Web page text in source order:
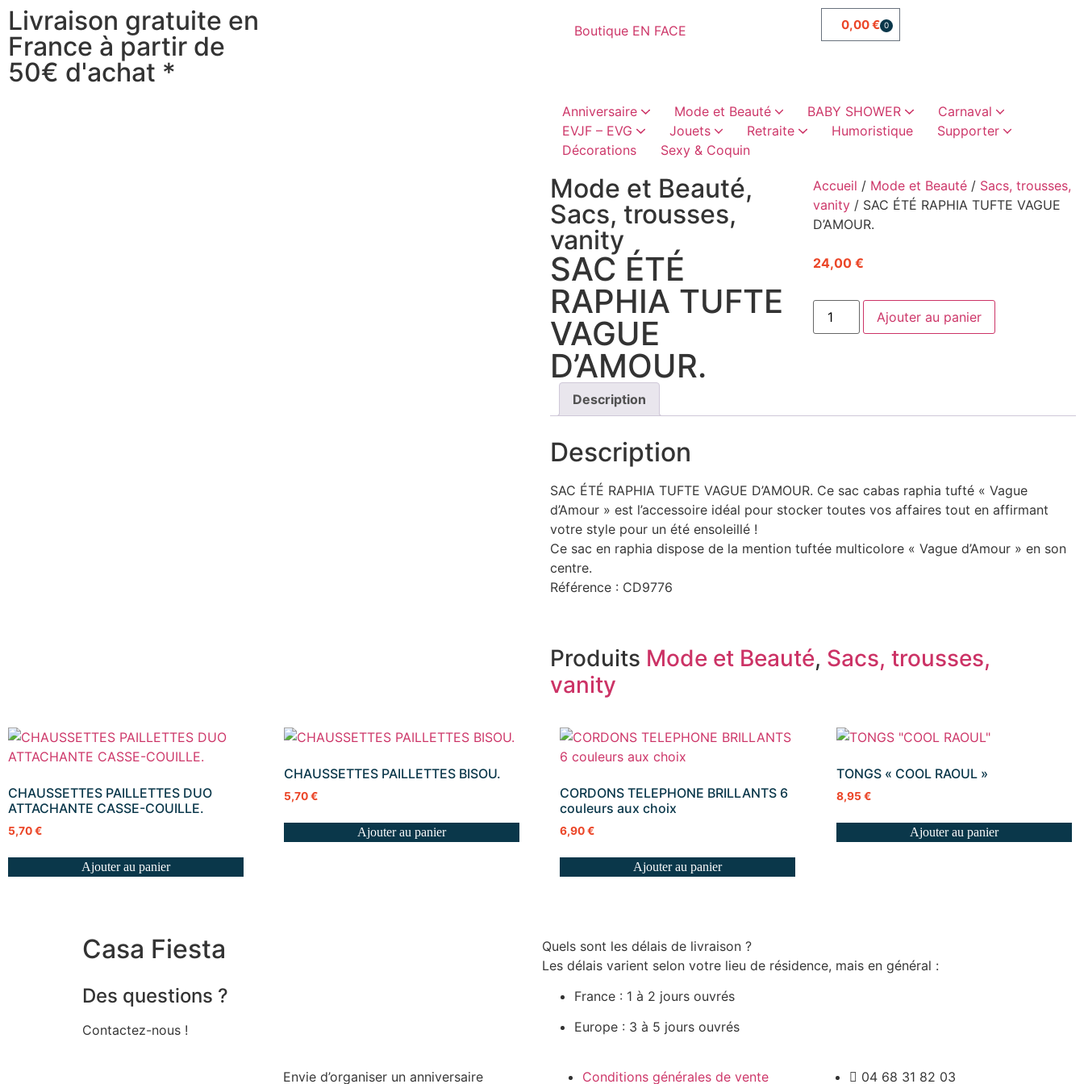
Livraison gratuite en
France à partir de
50€ d'achat *
Boutique EN FACE 0,00€ 0
Anniversaire Mode et Beauté BABY SHOWER Carnaval
EVJF – EVG Jouets Retraite Humoristique
Supporter
Décorations
Sexy & Coquin
Mode et Beauté,
Sacs, trousses,
vanity
Accueil / Mode et Beauté / Sacs, trousses,
vanity / SAC ÉTÉ RAPHIA TUFTE VAGUE
D’AMOUR.
SAC ÉTÉ
RAPHIA TUFTE
VAGUE
D’AMOUR.
24,00 €
Ajouter au panier
Description
Description
SAC ÉTÉ RAPHIA TUFTE VAGUE D’AMOUR. Ce sac cabas raphia tufté « Vague
d’Amour » est l’accessoire idéal pour stocker toutes vos affaires tout en affirmant
votre style pour un été ensoleillé !
Ce sac en raphia dispose de la mention tuftée multicolore « Vague d’Amour » en son
centre.
Référence : CD9776
Produits Mode et Beauté, Sacs, trousses,
vanity
CHAUSSETTES PAILLETTES DUO
ATTACHANTE CASSE-COUILLE.
5,70€
Ajouter au panier
CHAUSSETTES PAILLETTES BISOU.
5,70€
Ajouter au panier
CORDONS TELEPHONE BRILLANTS 6
couleurs aux choix
6,90€
Ajouter au panier
TONGS « COOL RAOUL »
8,95€
Ajouter au panier
Casa Fiesta
Des questions ?
Contactez-nous !
Quels sont les délais de livraison ?
Les délais varient selon votre lieu de résidence, mais en général :
France : 1 à 2 jours ouvrés
Europe : 3 à 5 jours ouvrés
Envie d’organiser un anniversaire Conditions générales de vente 04 68 31 82 03